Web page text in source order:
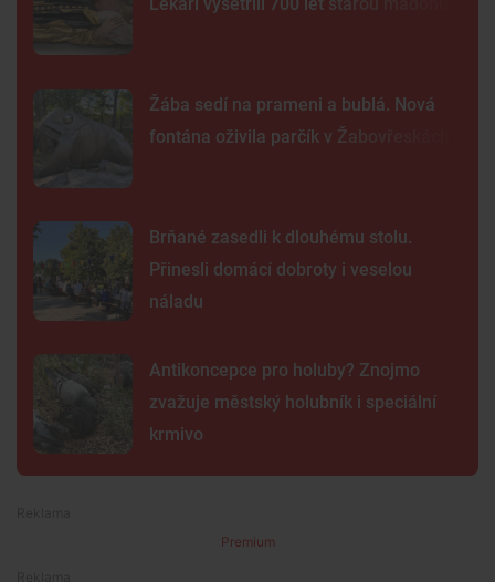
Žába sedí na prameni a bublá. Nová
fontána oživila parčík v Žabovřeskách
Brňané zasedli k dlouhému stolu.
Přinesli domácí dobroty i veselou
náladu
Antikoncepce pro holuby? Znojmo
zvažuje městský holubník i speciální
krmivo
Premium